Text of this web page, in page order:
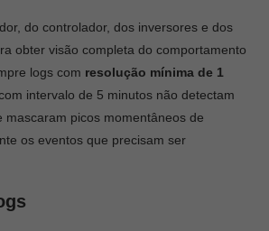
do controlador, dos inversores e dos
obter visão completa do comportamento
logs com resolução mínima de 1
intervalo de 5 minutos não detectam
mascaram picos momentâneos de
os eventos que precisam ser